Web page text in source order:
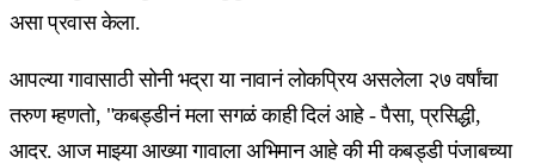
असा प्रवास केला.
आपल्या गावासाठी सोनी भद्रा या नावानं लोकप्रिय असलेला २७ वर्षांचा
तरुण म्हणतो, "कबड्डीनं मला सगळं काही दिलं आहे - पैसा, प्रसिद्धी,
आदर. आज माझ्या आख्या गावाला अभिमान आहे की मी कबड्डी पंजाबच्या